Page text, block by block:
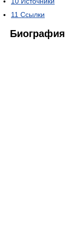
11 Ссылки
Биография